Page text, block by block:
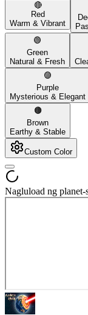
🔴
Red
Warm & Vibrant
🟢
Green
Natural & Fresh
🟣
Purple
Mysterious & Elegant
🟤
Brown
Earthy & Stable
Custom Color
Nagluload ng planet-